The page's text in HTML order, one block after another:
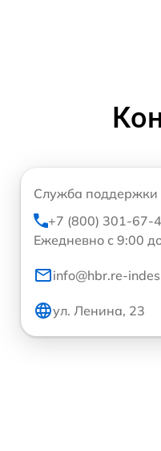
Служба поддержки
+7 (800) 301-67-
Ежедневно с 9:00
info@hbr.re-
ул. Ленина, 23